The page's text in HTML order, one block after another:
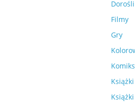
Dorośli
Filmy
Gry
Książki